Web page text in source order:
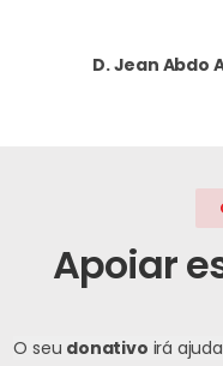
D. Jean Abdo
Apoiar
O seu donativo irá